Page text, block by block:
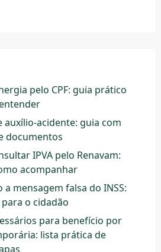
pelo CPF: guia prático
auxílio-acidente: guia com
documentos
IPVA pelo Renavam:
acompanhar
mensagem falsa do INSS:
o cidadão
para benefício por
lista prática de